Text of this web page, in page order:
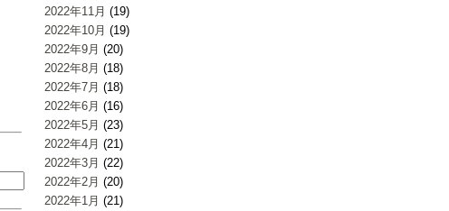
2022年11月 (19)
2022年10月 (19)
2022年9月 (20)
2022年8月 (18)
2022年7月 (18)
2022年6月 (16)
2022年5月 (23)
2022年4月 (21)
2022年3月 (22)
2022年2月 (20)
2022年1月 (21)